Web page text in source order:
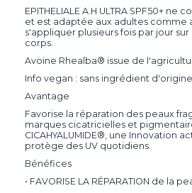
EPITHELIALE A.H ULTRA SPF50+ ne
et est adaptée aux adultes comme
s'appliquer plusieurs fois par jour sur
corps.
Avoine Rhealba® issue de
Info vegan : sans ingrédient
Avantage
Favorise la réparation des peaux
marques cicatricielles et
CICAHYALUMIDE®, une Innovation
protège des UV quotidiens.
Bénéfices
• FAVORISE LA RÉPARATION de la